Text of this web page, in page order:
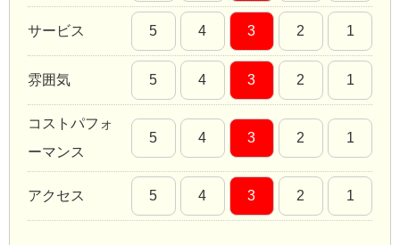
サービス 5 4 3 2 1
雰囲気 5 4 3 2 1
コストパフォ
ーマンス
5 4 3 2 1
アクセス 5 4 3 2 1